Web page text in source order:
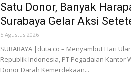
Satu Donor, Banyak
Surabaya Gelar Aksi
5 Agustus 2026
SURABAYA |duta.co – Menyambut Hari
Republik Indonesia, PT Pegadaian Kantor
Donor Darah Kemerdekaan...